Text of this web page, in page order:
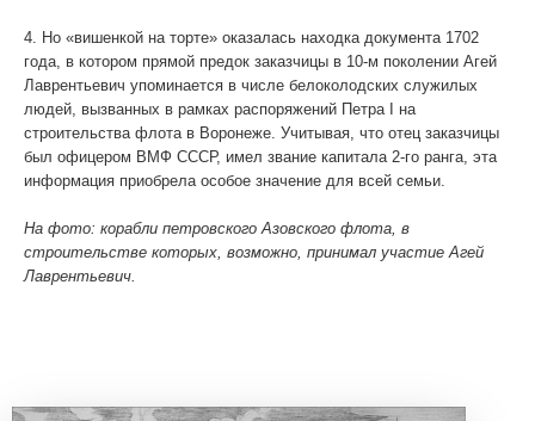
4. Но «вишенкой на торте» оказалась находка документа 1702
года, в котором прямой предок заказчицы в 10-м поколении Агей
Лаврентьевич упоминается в числе белоколодских служилых
людей, вызванных в рамках распоряжений Петра I на
строительства флота в Воронеже. Учитывая, что отец заказчицы
был офицером ВМФ СССР, имел звание капитала 2-го ранга, эта
информация приобрела особое значение для всей семьи.
На фото: корабли петровского Азовского флота, в
строительстве которых, возможно, принимал участие Агей
Лаврентьевич.